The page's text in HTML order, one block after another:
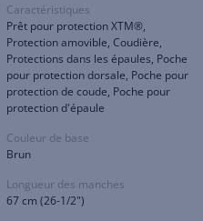
Caractéristiques
Prêt pour protection XTM®,
Protection amovible, Coudière,
Protections dans les épaules, Poche
pour protection dorsale, Poche pour
protection de coude, Poche pour
protection d'épaule
Couleur de base
Brun
Longueur des manches
67 cm (26-1/2")